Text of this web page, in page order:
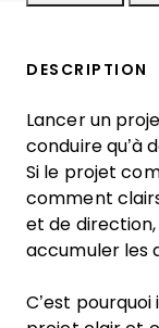
DESCRIPTION
Lancer un
conduire qu’à
Si le projet
comment
et de
accumuler les
C’est